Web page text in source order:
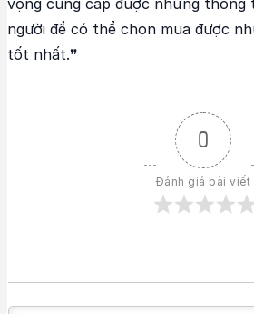
vọng cung cấp được những thông
người để có thể chọn mua được
tốt nhất.❞
0
Đánh giá bài viết